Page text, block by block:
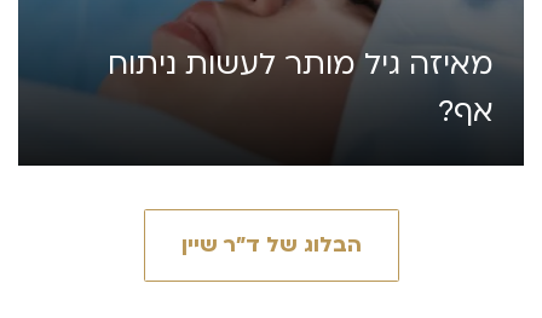
מאיזה גיל מותר לעשות ניתוח
אף?
הבלוג של ד״ר שיין